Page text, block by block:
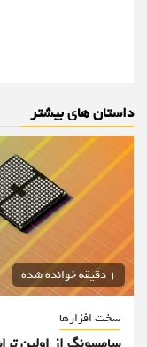
داستان های بیشتر
1 دقیقه خوانده شده
سخت افزارها